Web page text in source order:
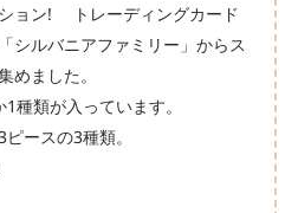
ョン! トレーディングカード
シルバニアファミリー」からス
めました。
種類が入っています。
ースの3種類。